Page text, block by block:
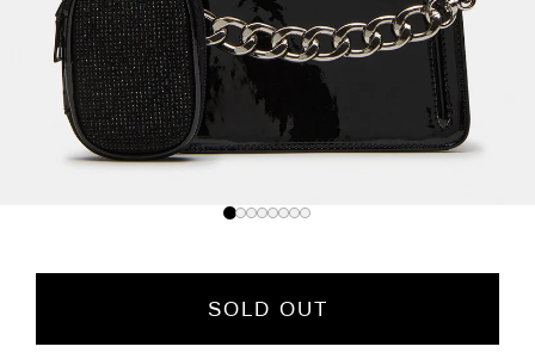
SOLD OUT